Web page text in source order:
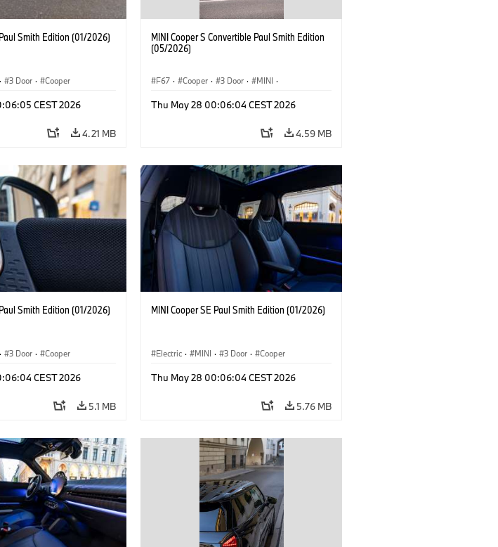
Smith Edition (01/2026)
· 3 Door · Cooper
CEST 2026
4.21 MB
MINI Cooper S Convertible Paul Smith Edition
(05/2026)
F67 · Cooper · 3 Door · MINI ·
Thu May 28 00:06:04 CEST 2026
4.59 MB
Smith Edition (01/2026)
· 3 Door · Cooper
CEST 2026
5.1 MB
MINI Cooper SE Paul Smith Edition (01/2026)
Electric · MINI · 3 Door · Cooper
Thu May 28 00:06:04 CEST 2026
5.76 MB